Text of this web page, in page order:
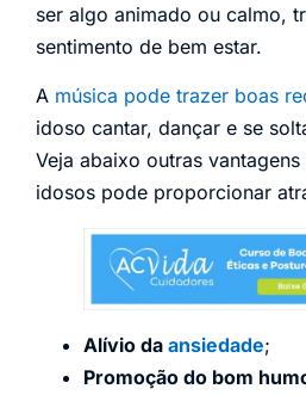
ser algo animado ou calmo,
sentimento de bem estar.
A música pode trazer boas
idoso cantar, dançar e se
Veja abaixo outras
idosos pode proporcionar
Alívio da ansiedade;
Promoção do bom